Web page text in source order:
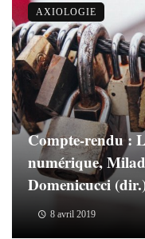
Compte-rendu :
numérique,
Domenicucci
8 avril 2019
AXIOLOGIE